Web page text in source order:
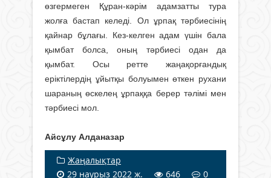
өзгермеген Құран-кәрім адамзатты тура
жолға бастап келеді. Ол ұрпақ тәрбиесінің
қайнар бұлағы. Кез-келген адам үшін бала
қымбат болса, оның тәрбиесі одан да
қымбат. Осы ретте жаңақорғандық
еріктілердің ұйытқы болуымен өткен рухани
шараның өскелең ұрпаққа берер тәлімі мен
тәрбиесі мол.
Айсұлу Алданазар
Жаңалықтар
29 наурыз 2022 ж.
646 0